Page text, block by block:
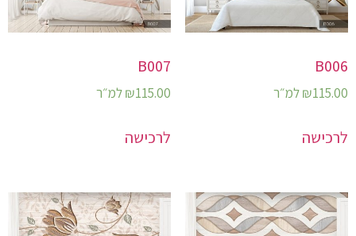
B006
₪115.00 למ״ר
לרכישה
B007
₪115.00 למ״ר
לרכישה